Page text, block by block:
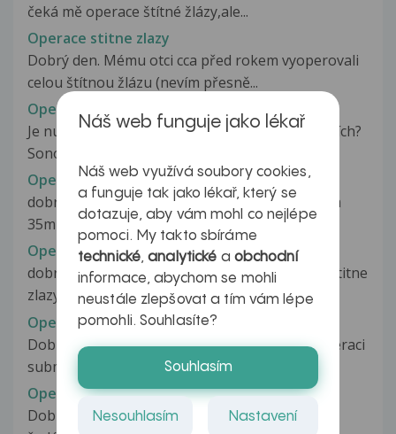
čeká mě operace štítné žlázy,ale...
Operace stitne zlazy
Dobrý den. Mému otci cca před rokem vyoperovali
celou štítnou žlázu (nevím přesně...
Operace stitne zlazy
Je nutná operace štitné žlázy při těchto výsledcích?
Sonografie štít.žlázy:laloky...
Operace stitne zlazy
dobry den,byla mi zjistena zvetsena stitna zlaza
35ml doporucena operace.zjisteny...
Operace stitne zlazy
dobry den, mam 5 dni po totalnim odstraneni stitne
zlazy. ode dneska mam nasazen...
Operace submukózního rozštěpu patra
Dobrý den, v dospělém věku se chystám na operaci
submukózního rozštěpu patra/asi...
Operace šedého zákalu
Dobrý večer, jsem 14 dní po úspěšné operaci
Náš web funguje jako lékař
Náš web využívá soubory cookies,
a funguje tak jako lékař, který se
dotazuje, aby vám mohl co nejlépe
pomoci. My takto sbíráme
technické,analytické a obchodní
informace, abychom se mohli
neustále zlepšovat a tím vám lépe
pomohli. Souhlasíte?
Souhlasím
Nesouhlasím Nastavení